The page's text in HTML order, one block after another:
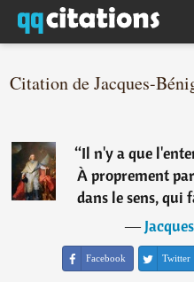
Citation de Jacques-
“Il n'y a que
À proprement
dans le sens,
―
Facebook Twitter